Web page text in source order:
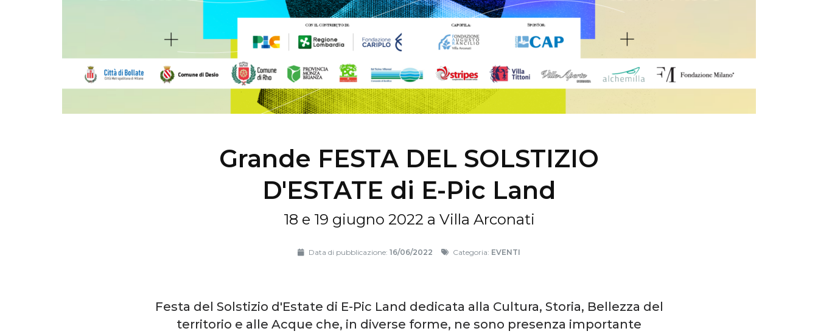
Grande FESTA DEL SOLSTIZIO
D'ESTATE di E-Pic Land
18 e 19 giugno 2022 a Villa Arconati
Data di pubblicazione:16/06/2022 Categoria: EVENTI
Festa del Solstizio d'Estate di E-Pic Land dedicata alla Cultura, Storia, Bellezza del
territorio e alle Acque che, in diverse forme, ne sono presenza importante